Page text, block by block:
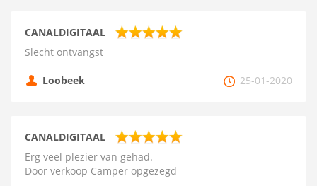
CANALDIGITAAL
Slecht ontvangst
Loobeek 25-01-2020
CANALDIGITAAL
Erg veel plezier van gehad.
Door verkoop Camper opgezegd